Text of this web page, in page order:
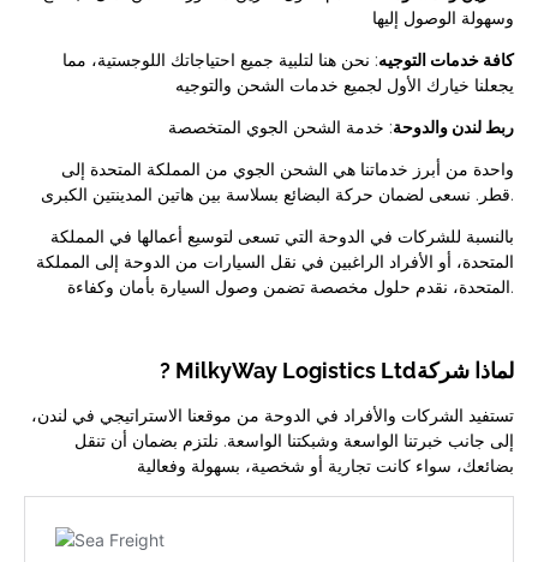
وسهولة الوصول إليها
كافة خدمات التوجيه: نحن هنا لتلبية جميع احتياجاتك اللوجستية، مما
يجعلنا خيارك الأول لجميع خدمات الشحن والتوجيه
ربط لندن والدوحة: خدمة الشحن الجوي المتخصصة
واحدة من أبرز خدماتنا هي الشحن الجوي من المملكة المتحدة إلى
قطر. نسعى لضمان حركة البضائع بسلاسة بين هاتين المدينتين الكبرى.
بالنسبة للشركات في الدوحة التي تسعى لتوسيع أعمالها في المملكة
المتحدة، أو الأفراد الراغبين في نقل السيارات من الدوحة إلى المملكة
المتحدة، نقدم حلول مخصصة تضمن وصول السيارة بأمان وكفاءة.
? MilkyWay Logistics Ltdلماذا شركة
تستفيد الشركات والأفراد في الدوحة من موقعنا الاستراتيجي في لندن،
إلى جانب خبرتنا الواسعة وشبكتنا الواسعة. نلتزم بضمان أن تنقل
بضائعك، سواء كانت تجارية أو شخصية، بسهولة وفعالية